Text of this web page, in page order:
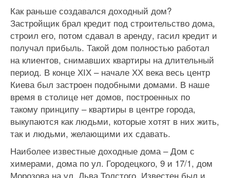
Как раньше создавался доходный дом?
Застройщик брал кредит под строительство дома,
строил его, потом сдавал в аренду, гасил кредит и
получал прибыль. Такой дом полностью работал
на клиентов, снимавших квартиры на длительный
период. В конце ХІХ – начале ХХ века весь центр
Киева был застроен подобными домами. В наше
время в столице нет домов, построенных по
такому принципу – квартиры в центре города,
выкупаются как людьми, которые хотят в них жить,
так и людьми, желающими их сдавать.
Наиболее известные доходные дома – Дом с
химерами, дома по ул. Городецкого, 9 и 17/1, дом
Морозова на ул. Льва Толстого. Известен был и